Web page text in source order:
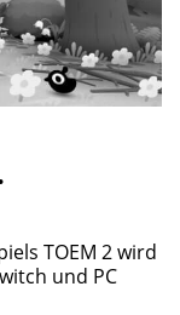
TOEM 2 wird
und PC